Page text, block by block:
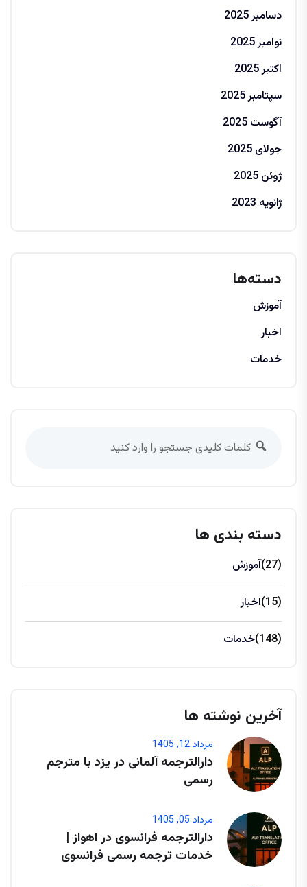
دسامبر 2025
نوامبر 2025
اکتبر 2025
سپتامبر 2025
آگوست 2025
جولای 2025
ژوئن 2025
ژانویه 2023
دسته‌ها
آموزش
اخبار
خدمات
دسته بندی ها
آموزش (27)
اخبار (15)
خدمات (148)
آخرین نوشته ها
مرداد 12, 1405
دارالترجمه آلمانی در یزد با مترجم
رسمی
مرداد 05, 1405
دارالترجمه فرانسوی در اهواز |
خدمات ترجمه رسمی فرانسوی